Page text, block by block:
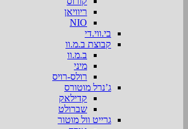
ריוויאן
NIO
בי.ווי.די
קבוצת ב.מ.וו
ב.מ.וו
מיני
רולס-רויס
ג’נרל מוטורס
קדילאק
שברולט
גרייט וול מוטור